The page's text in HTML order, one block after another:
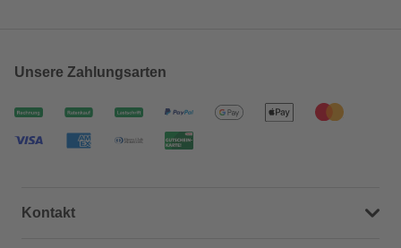
Unsere Zahlungsarten
Kontakt